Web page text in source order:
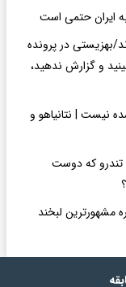
به ایران حتمی است
بهزیستی در پرونده
و گزارش ندهید،
نیست | نتانیاهو و
تندرو که دوست
مشهورترین لبخند